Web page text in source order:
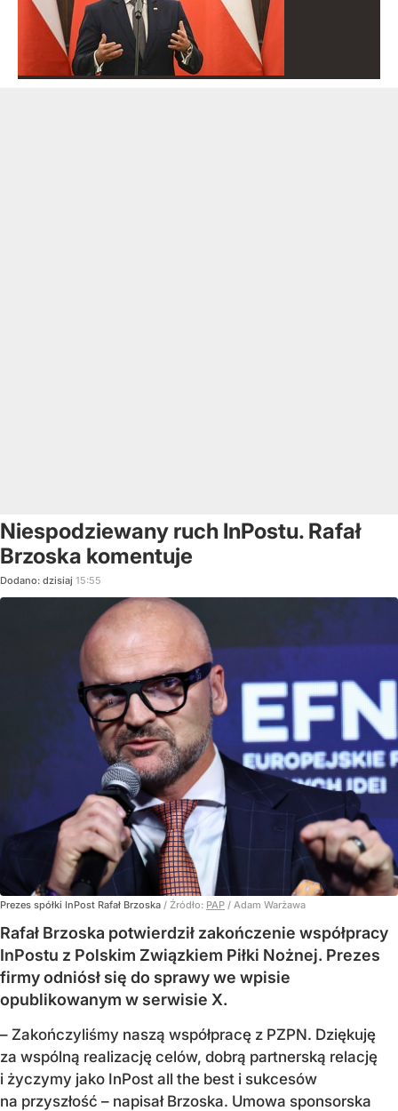
Niespodziewany ruch InPostu. Rafał
Brzoska komentuje
Dodano: dzisiaj 15:55
Prezes spółki InPost Rafał Brzoska / Źródło: PAP / Adam Warżawa
Rafał Brzoska potwierdził zakończenie współpracy
InPostu z Polskim Związkiem Piłki Nożnej. Prezes
firmy odniósł się do sprawy we wpisie
opublikowanym w serwisie X.
– Zakończyliśmy naszą współpracę z PZPN. Dziękuję
za wspólną realizację celów, dobrą partnerską relację
i życzymy jako InPost all the best i sukcesów
na przyszłość – napisał Brzoska. Umowa sponsorska